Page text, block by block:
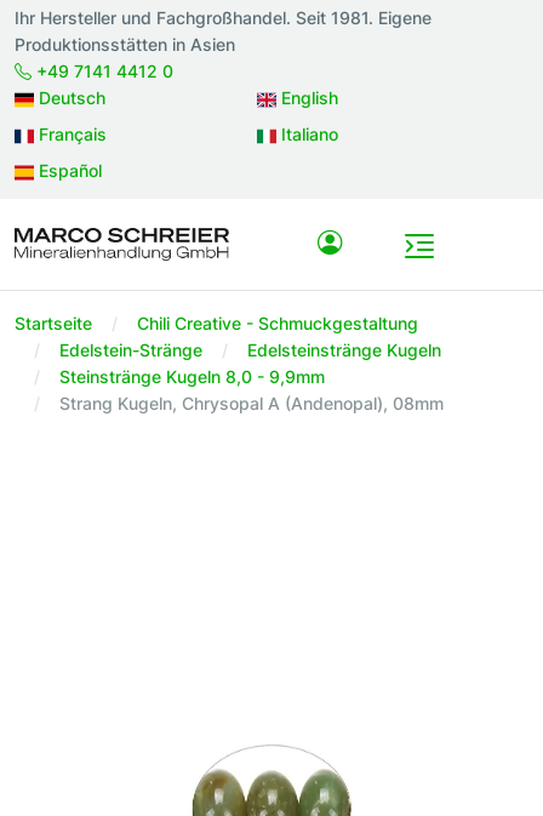
Ihr Hersteller und Fachgroßhandel. Seit 1981. Eigene
Produktionsstätten in Asien
+49 7141 4412 0
Deutsch
English
Français
Italiano
Español
Startseite
Chili Creative - Schmuckgestaltung
Edelstein-Stränge
Edelsteinstränge Kugeln
Steinstränge Kugeln 8,0 - 9,9mm
Strang Kugeln, Chrysopal A (Andenopal), 08mm